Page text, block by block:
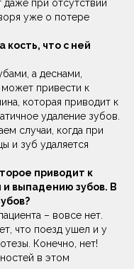
при отсутствии
уже о потере
кость, что с ней
а деснами,
может привести к
которая приводит к
удаление зубов.
случаи, когда при
и зуб удаляется
приводит к
выпадению зубов. В
– вовсе нет.
что поезд ушел и у
Конечно, нет!
в этом
у